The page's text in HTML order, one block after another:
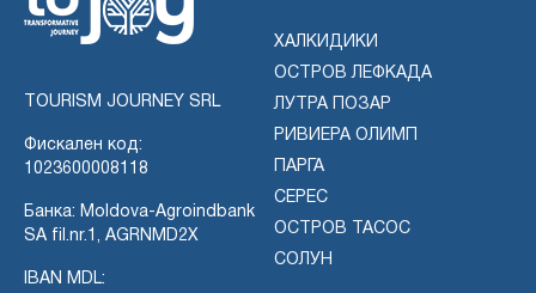
TOURISM JOURNEY SRL
Фискален код:
1023600008118
Банка: Moldova-Agroindbank
SA fil.nr.1, AGRNMD2X
IBAN MDL:
ХАЛКИДИКИ
ОСТРОВ ЛЕФКАДА
ЛУТРА ПОЗАР
РИВИЕРА ОЛИМП
ПАРГА
СЕРЕС
ОСТРОВ ТАСОС
СОЛУН